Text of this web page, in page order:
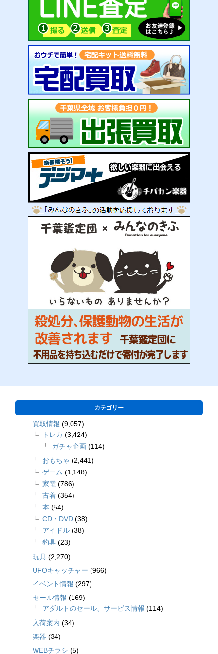
カテゴリー
買取情報 (9,057)
トレカ (3,424)
ガチャ企画 (114)
おもちゃ (2,441)
ゲーム (1,148)
家電 (786)
古着 (354)
本 (54)
CD・DVD (38)
アイドル (38)
釣具 (23)
玩具 (2,270)
UFOキャッチャー (966)
イベント情報 (297)
セール情報 (169)
アダルトのセール、サービス情報 (114)
入荷案内 (34)
楽器 (34)
WEBチラシ (5)